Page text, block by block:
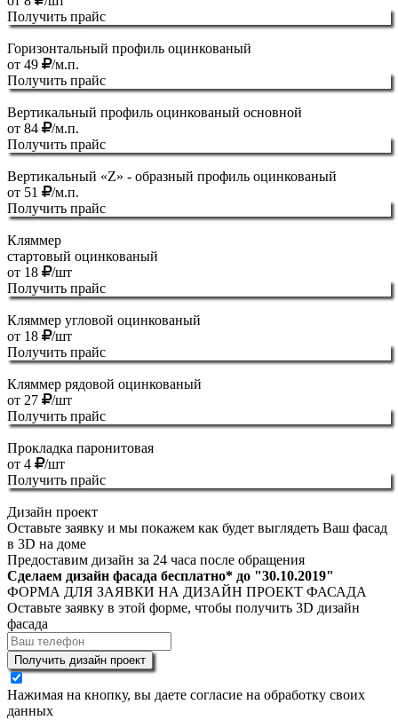
Получить прайс
Горизонтальный профиль оцинкованый
от 49
/м.п.
Получить прайс
Вертикальный профиль оцинкованый основной
от 84
/м.п.
Получить прайс
Вертикальный «Z» - образный профиль оцинкованый
от 51
/м.п.
Получить прайс
Кляммер
стартовый оцинкованый
от 18
/шт
Получить прайс
Кляммер угловой оцинкованый
от 18
/шт
Получить прайс
Кляммер рядовой оцинкованый
от 27
/шт
Получить прайс
Прокладка паронитовая
от 4
/шт
Получить прайс
Дизайн проект
Оставьте заявку и мы покажем как будет выглядеть Ваш фасад
в 3D на доме
Предоставим дизайн за 24 часа после обращения
Сделаем дизайн фасада бесплатно* до "30.10.2019"
ФОРМА ДЛЯ ЗАЯВКИ НА ДИЗАЙН ПРОЕКТ ФАСАДА
Оставьте заявку в этой форме, чтобы получить 3D дизайн
фасада
Получить дизайн проект
Нажимая на кнопку, вы даете согласие на обработку своих
данных